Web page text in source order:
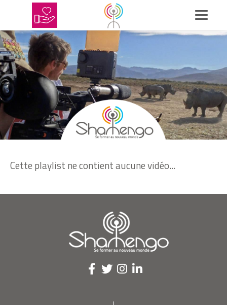
Cette playlist ne contient aucune vidéo...